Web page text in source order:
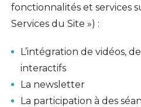
fonctionnalités et services
Services du Site ») :
L’intégration de vidéos,
interactifs
La newsletter
La participation à des